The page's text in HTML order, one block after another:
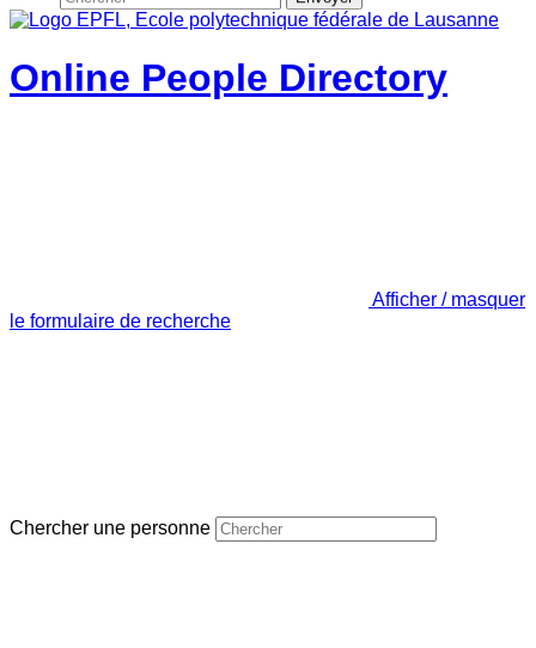
Online People Directory
Afficher / masquer
le formulaire de recherche
Chercher une personne